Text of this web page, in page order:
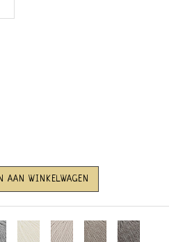
AAN WINKELWAGEN